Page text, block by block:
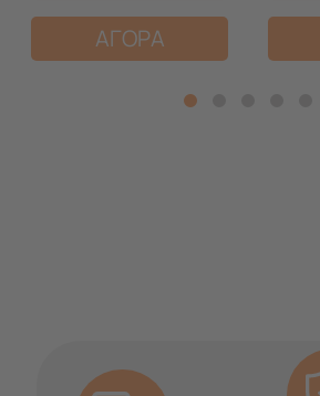
ΑΓΟΡΑ